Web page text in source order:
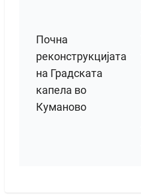
Почна
реконструкцијата
на Градската
капела во
Куманово